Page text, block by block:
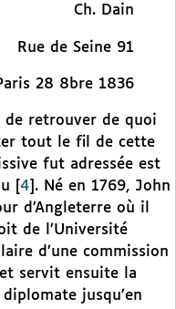
Ch. Dain
Rue de Seine 91
28 8bre 1836
retrouver de quoi
tout le fil de cette
fut adressée est
4 . Né en 1769, John
d’Angleterre où il
de l’Université
d’une commission
servit ensuite la
jusqu’en